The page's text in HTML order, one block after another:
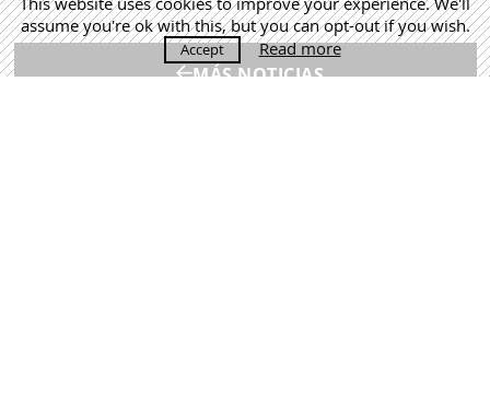
MÁS NOTICIAS
assume you're ok with this, but you can opt-out if you wish.
Accept Read more